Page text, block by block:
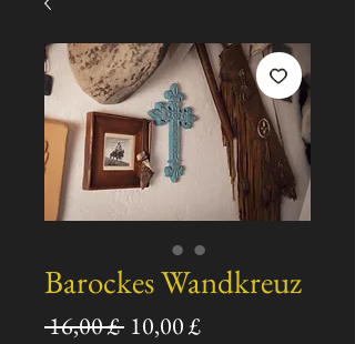
Barockes Wandkreuz
16,00 £ Standardpreis
10,00 £Sale-